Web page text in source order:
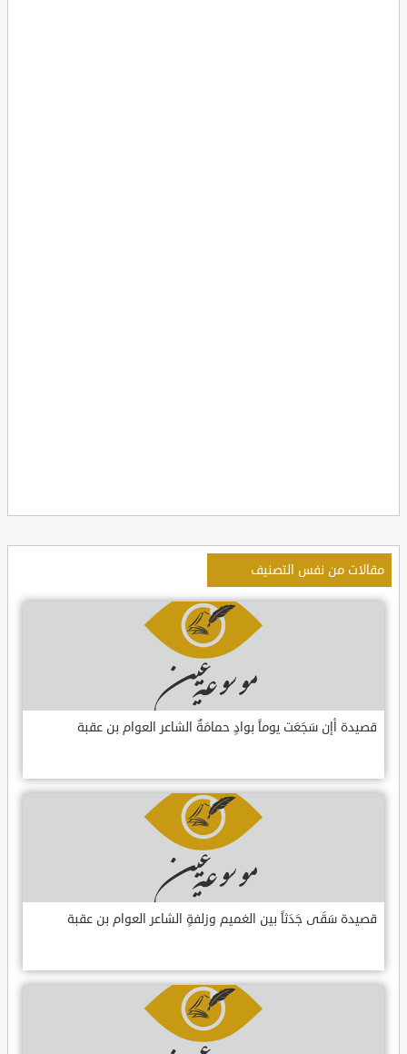
مقالات من نفس التصنيف
قصيدة أإن سَجَعَت يوماً بوادٍ حمامَةٌ الشاعر العوام بن عقبة
قصيدة سَقَى جَدَثاً بين الغميم وزلفةٍ الشاعر العوام بن عقبة